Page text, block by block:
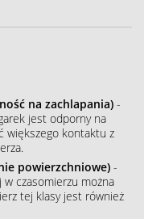
na zachlapania) -
jest odporny na
większego kontaktu z
powierzchniowe) -
czasomierzu można
tej klasy jest również